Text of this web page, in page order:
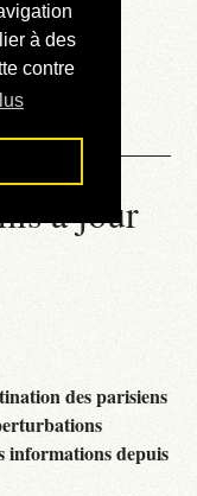
à des
contre
à jour
des parisiens
informations depuis